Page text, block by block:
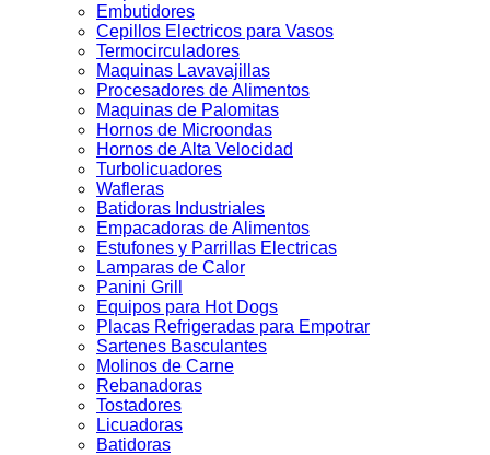
Embutidores
Cepillos Electricos para Vasos
Termocirculadores
Maquinas Lavavajillas
Procesadores de Alimentos
Maquinas de Palomitas
Hornos de Microondas
Hornos de Alta Velocidad
Turbolicuadores
Wafleras
Batidoras Industriales
Empacadoras de Alimentos
Estufones y Parrillas Electricas
Lamparas de Calor
Panini Grill
Equipos para Hot Dogs
Placas Refrigeradas para Empotrar
Sartenes Basculantes
Molinos de Carne
Rebanadoras
Tostadores
Licuadoras
Batidoras